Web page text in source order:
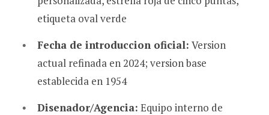
etiqueta oval verde
Fecha de introduccion oficial: Version
actual refinada en 2024; version base
establecida en 1954
Disenador/Agencia: Equipo interno de